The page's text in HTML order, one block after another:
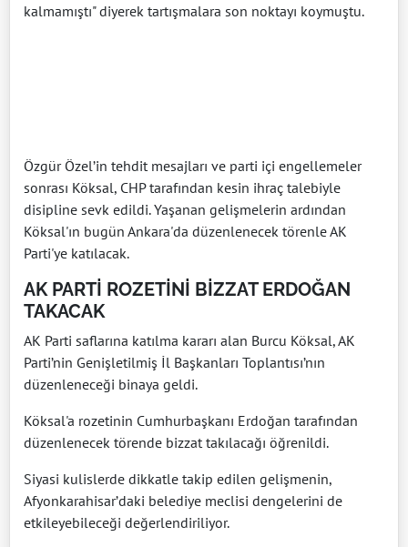
kalmamıştı" diyerek tartışmalara son noktayı koymuştu.
Özgür Özel’in tehdit mesajları ve parti içi engellemeler
sonrası Köksal, CHP tarafından kesin ihraç talebiyle
disipline sevk edildi. Yaşanan gelişmelerin ardından
Köksal'ın bugün Ankara'da düzenlenecek törenle AK
Parti'ye katılacak.
AK PARTİ ROZETİNİ BİZZAT ERDOĞAN
TAKACAK
AK Parti saflarına katılma kararı alan Burcu Köksal, AK
Parti’nin Genişletilmiş İl Başkanları Toplantısı’nın
düzenleneceği binaya geldi.
Köksal'a rozetinin Cumhurbaşkanı Erdoğan tarafından
düzenlenecek törende bizzat takılacağı öğrenildi.
Siyasi kulislerde dikkatle takip edilen gelişmenin,
Afyonkarahisar’daki belediye meclisi dengelerini de
etkileyebileceği değerlendiriliyor.